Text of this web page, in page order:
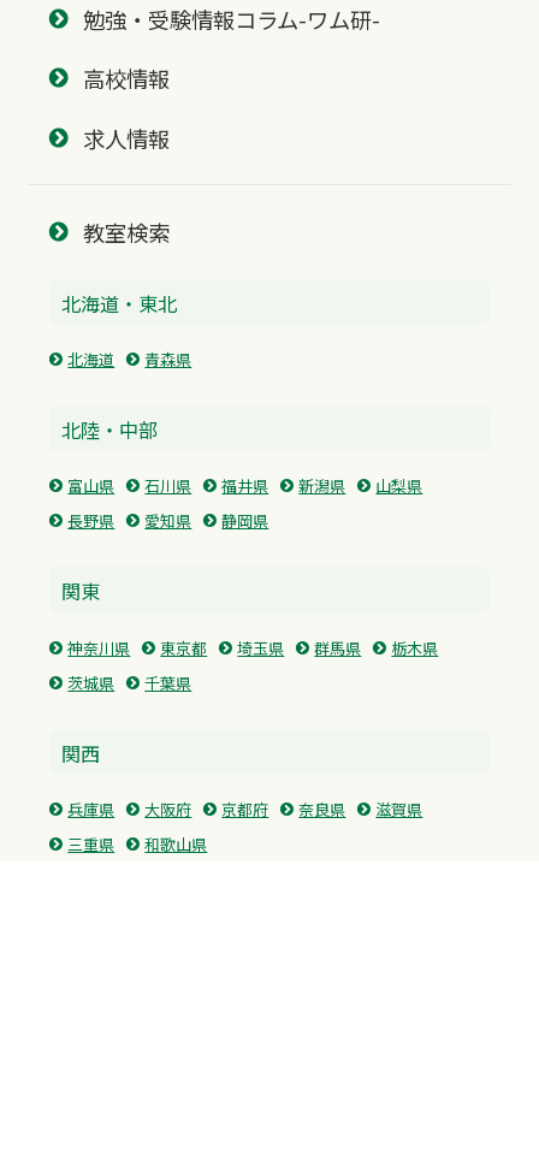
勉強・受験情報コラム-ワム研-
高校情報
求人情報
教室検索
北海道・東北
北海道 青森県
北陸・中部
富山県 石川県 福井県 新潟県
山梨県
長野県
愛知県 静岡県
関東
神奈川県 東京都 埼玉県 群馬県
栃木県
茨城県
千葉県
関西
兵庫県 大阪府 京都府 奈良県
滋賀県
三重県
和歌山県